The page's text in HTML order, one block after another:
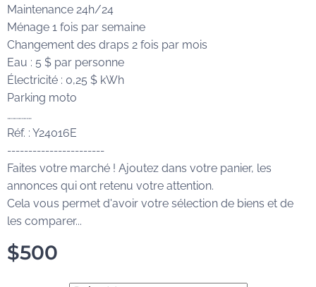
Maintenance 24h/24
Ménage 1 fois par semaine
Changement des draps 2 fois par mois
Eau : 5 $ par personne
Électricité : 0,25 $ kWh
Parking moto
……………
Réf. : Y24016E
-----------------------
Faites votre marché ! Ajoutez dans votre panier, les
annonces qui ont retenu votre attention.
Cela vous permet d'avoir votre sélection de biens et de
les comparer...
$500